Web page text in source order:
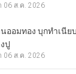
06 ส.ค. 2026
ออมทอง บุกทำเนี
ปู
06 ส.ค. 2026